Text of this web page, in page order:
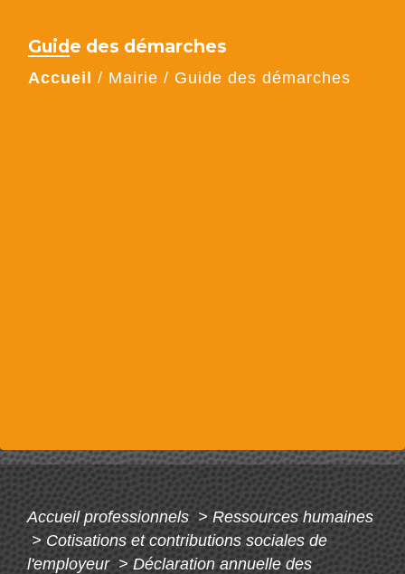
Guide des démarches
Accueil / Mairie / Guide des démarches
Accueil professionnels> Ressources humaines
> Cotisations et contributions sociales de
l'employeur> Déclaration annuelle des